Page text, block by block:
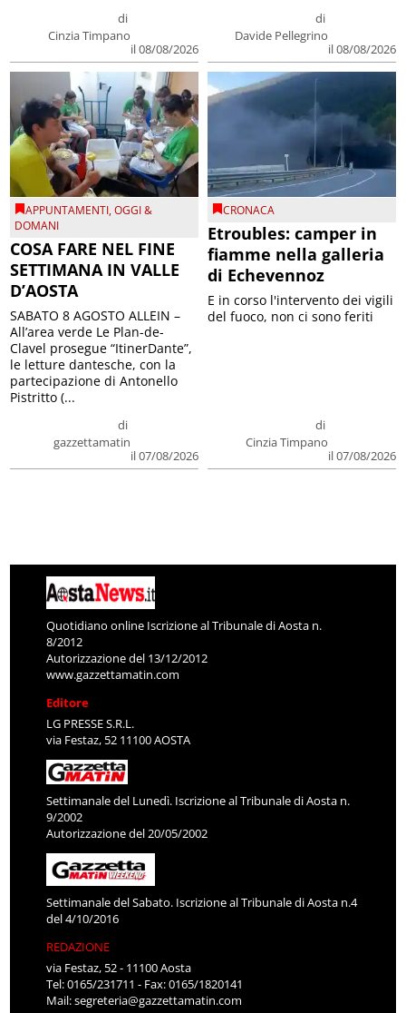
di
Cinzia Timpano
il 08/08/2026
di
Davide Pellegrino
il 08/08/2026
APPUNTAMENTI,OGGI &
DOMANI
COSA FARE NEL FINE
SETTIMANA IN VALLE
D’AOSTA
di
gazzettamatin
il 07/08/2026
SABATO 8 AGOSTO ALLEIN –
All’area verde Le Plan-de-
Clavel prosegue “ItinerDante”,
le letture dantesche, con la
partecipazione di Antonello
Pistritto (...
CRONACA
Etroubles: camper in
fiamme nella galleria
di Echevennoz
di
Cinzia Timpano
il 07/08/2026
E in corso l'intervento dei vigili
del fuoco, non ci sono feriti
Quotidiano online Iscrizione al Tribunale di Aosta n.
8/2012
Autorizzazione del 13/12/2012
www.gazzettamatin.com
Editore
LG PRESSE S.R.L.
via Festaz, 52 11100 AOSTA
Settimanale del Lunedì. Iscrizione al Tribunale di Aosta n.
9/2002
Autorizzazione del 20/05/2002
Settimanale del Sabato. Iscrizione al Tribunale di Aosta n.4
del 4/10/2016
REDAZIONE
via Festaz, 52 - 11100 Aosta
Tel: 0165/231711 - Fax: 0165/1820141
Mail:segreteria@gazzettamatin.com